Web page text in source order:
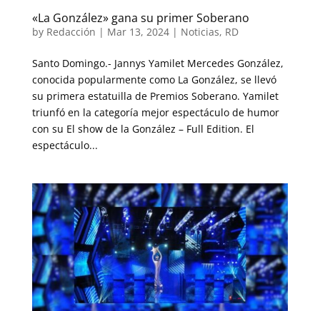
«La González» gana su primer Soberano
by Redacción | Mar 13, 2024| Noticias, RD
Santo Domingo.- Jannys Yamilet Mercedes González,
conocida popularmente como La González, se llevó
su primera estatuilla de Premios Soberano. Yamilet
triunfó en la categoría mejor espectáculo de humor
con su El show de la González – Full Edition. El
espectáculo...